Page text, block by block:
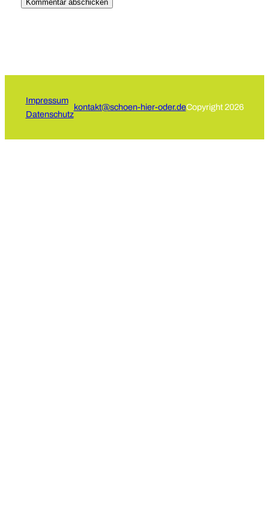
Impressum
Datenschutz
kontakt@schoen-hier-oder.deCopyright 2026